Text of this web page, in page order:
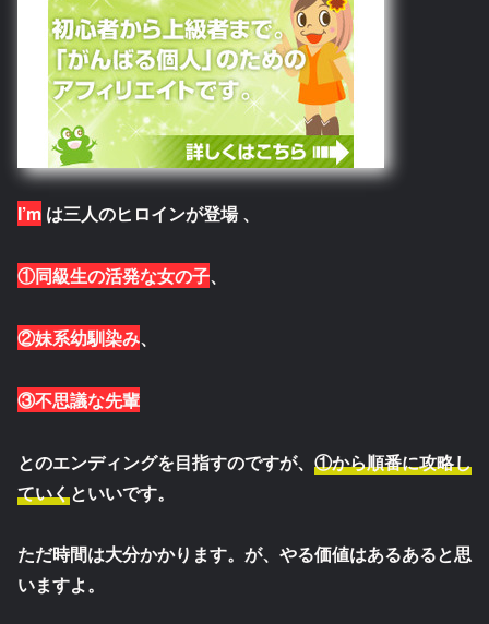
I’m は三人のヒロインが登場 、
①同級生の活発な女の子、
②妹系幼馴染み、
③不思議な先輩
とのエンディングを目指すのですが、 ①から順番に攻略し
ていくといいです。
ただ時間は大分かかります。が、やる価値はあるあると思
いますよ。